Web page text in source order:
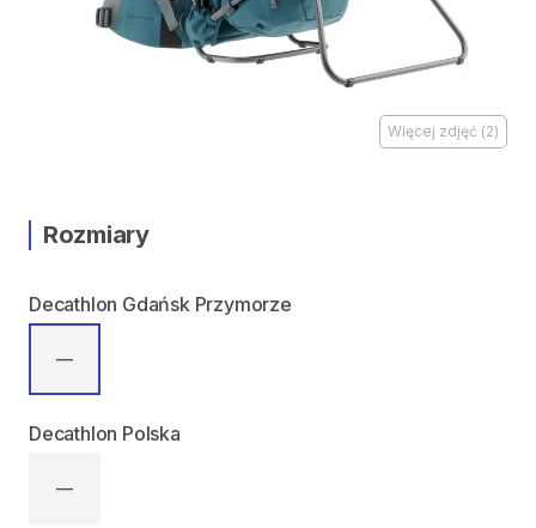
Więcej zdjęć (2)
Rozmiary
Decathlon Gdańsk Przymorze
—
Decathlon Polska
—